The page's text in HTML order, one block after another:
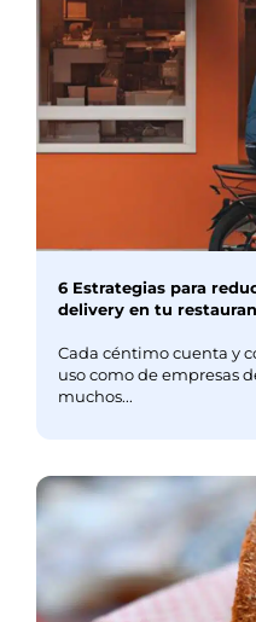
6 Estrategias para
delivery en tu
Cada céntimo cuenta y
uso como de empresas
muchos...